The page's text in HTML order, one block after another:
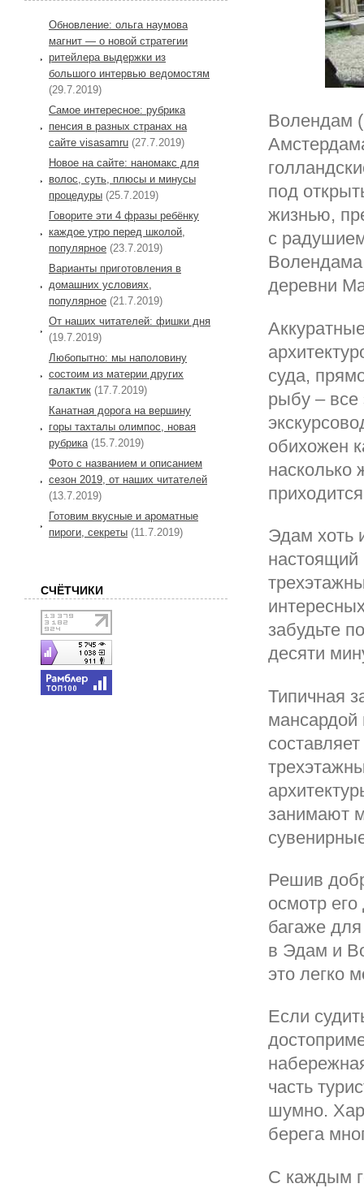
Волендам
под
жизнью,
с
деревни
суда,
рыбу – все
обихожен
насколько
Эдам хоть
настоящий
забудьте
десяти
Типичная
мансардой
занимают
Решив
осмотр
багаже
в Эдам и
это легко
Если
часть
шумно.
берега
С каждым
Обновление: ольга наумова
магнит — о новой стратегии
ритейлера выдержки из
большого интервью ведомостям
(29.7.2019)
Самое интересное: рубрика
пенсия в разных странах на
сайте visasamru (27.7.2019)
Новое на сайте: наномакс для
волос, суть, плюсы и минусы
процедуры (25.7.2019)
Говорите эти 4 фразы ребёнку
каждое утро перед школой,
популярное (23.7.2019)
Варианты приготовления в
домашних условиях,
популярное (21.7.2019)
От наших читателей: фишки дня
(19.7.2019)
Любопытно: мы наполовину
состоим из материи других
галактик (17.7.2019)
Канатная дорога на вершину
горы тахталы олимпос, новая
рубрика (15.7.2019)
Фото с названием и описанием
сезон 2019, от наших читателей
(13.7.2019)
Готовим вкусные и ароматные
пироги, секреты (11.7.2019)
СЧЁТЧИКИ